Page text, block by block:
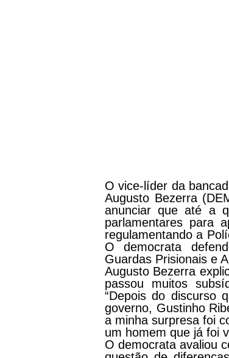
O vice-líder da
Augusto Bezerra
anunciar que até a
parlamentares para
regulamentando a
O democrata
Guardas Prisionais e
Augusto Bezerra
passou muitos
“Depois do discurso
governo, Gustinho
a minha surpresa foi
um homem que já foi
O democrata avaliou